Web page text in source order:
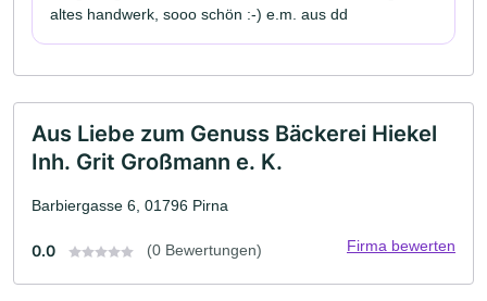
altes handwerk, sooo schön :-) e.m. aus dd
Aus Liebe zum Genuss Bäckerei Hiekel
Inh. Grit Großmann e. K.
Barbiergasse 6, 01796 Pirna
0.0 (0 Bewertungen) Firma bewerten